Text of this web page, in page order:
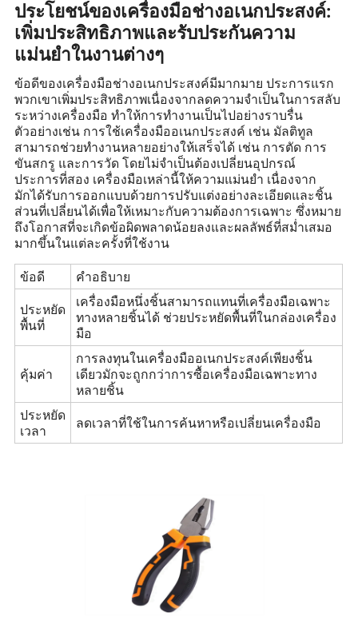
ประโยชน์ของเครื่องมือช่างอเนกประสงค์:
เพิ่มประสิทธิภาพและรับประกันความ
แม่นยำในงานต่างๆ
ข้อดีของเครื่องมือช่างอเนกประสงค์มีมากมาย ประการแรก
พวกเขาเพิ่มประสิทธิภาพเนื่องจากลดความจำเป็นในการสลับ
ระหว่างเครื่องมือ ทำให้การทำงานเป็นไปอย่างราบรื่น
ตัวอย่างเช่น การใช้เครื่องมืออเนกประสงค์ เช่น มัลติทูล
สามารถช่วยทำงานหลายอย่างให้เสร็จได้ เช่น การตัด การ
ขันสกรู และการวัด โดยไม่จำเป็นต้องเปลี่ยนอุปกรณ์
ประการที่สอง เครื่องมือเหล่านี้ให้ความแม่นยำ เนื่องจาก
มักได้รับการออกแบบด้วยการปรับแต่งอย่างละเอียดและชิ้น
ส่วนที่เปลี่ยนได้เพื่อให้เหมาะกับความต้องการเฉพาะ ซึ่งหมาย
ถึงโอกาสที่จะเกิดข้อผิดพลาดน้อยลงและผลลัพธ์ที่สม่ำเสมอ
มากขึ้นในแต่ละครั้งที่ใช้งาน
ข้อดี
คำอธิบาย
ประหยัด
พื้นที่
เครื่องมือหนึ่งชิ้นสามารถแทนที่เครื่องมือเฉพาะ
ทางหลายชิ้นได้ ช่วยประหยัดพื้นที่ในกล่องเครื่อง
มือ
คุ้มค่า
การลงทุนในเครื่องมืออเนกประสงค์เพียงชิ้น
เดียวมักจะถูกกว่าการซื้อเครื่องมือเฉพาะทาง
หลายชิ้น
ประหยัด
เวลา
ลดเวลาที่ใช้ในการค้นหาหรือเปลี่ยนเครื่องมือ